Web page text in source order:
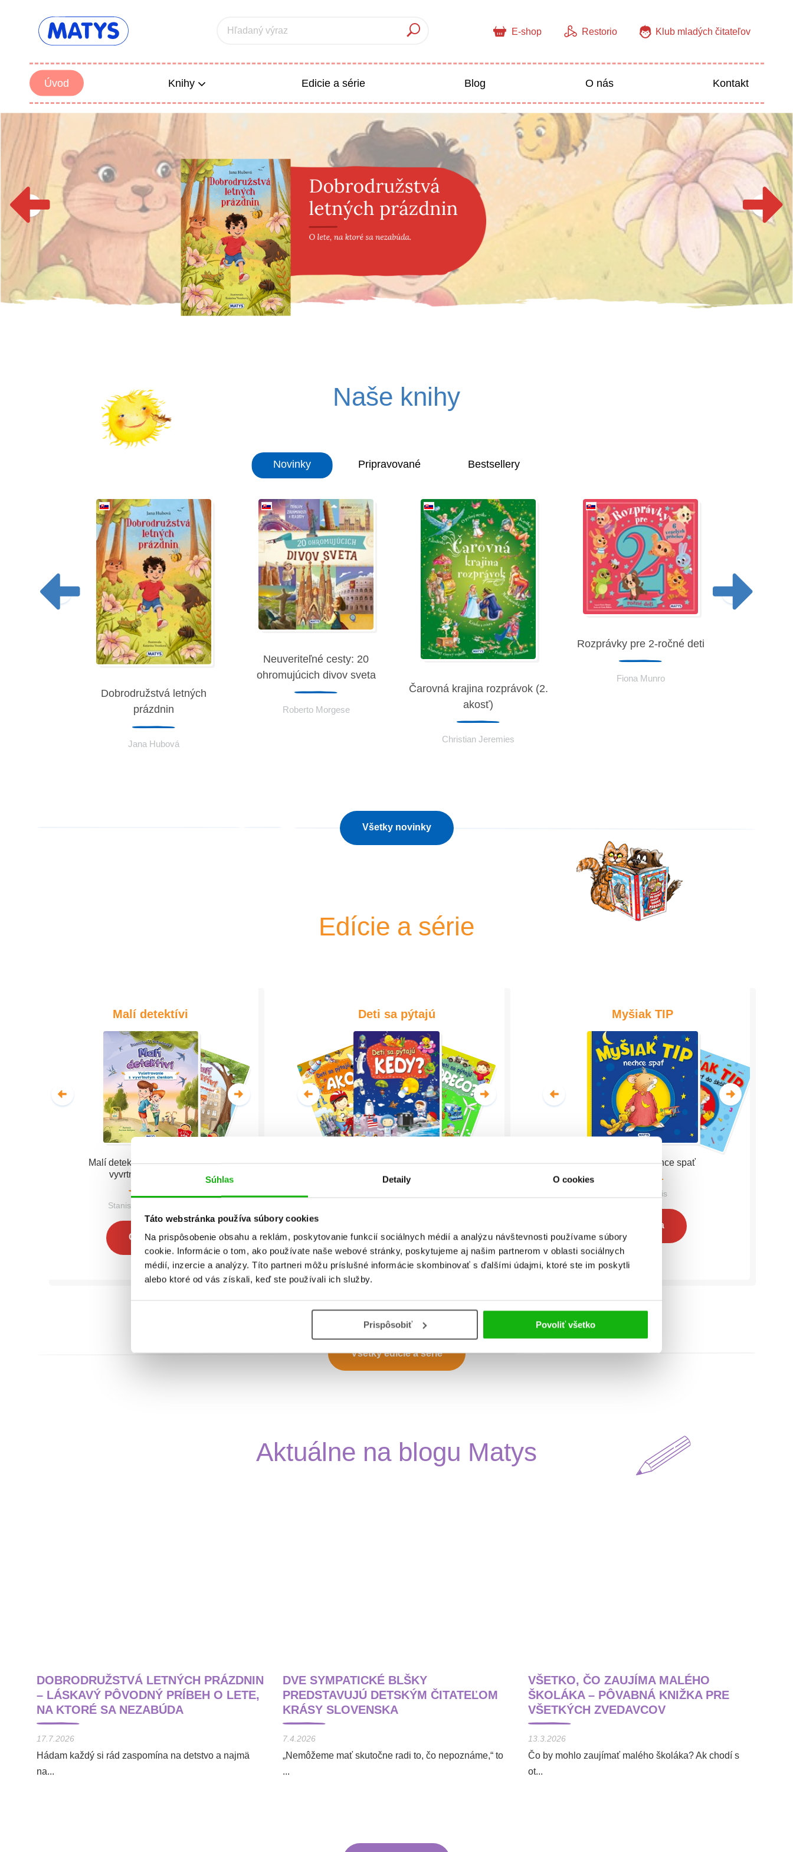
Súhlas Detaily O cookies
Táto webstránka používa súbory cookies
Na prispôsobenie obsahu a reklám, poskytovanie funkcií sociálnych médií a analýzu návštevnosti používame súbory
cookie. Informácie o tom, ako používate naše webové stránky, poskytujeme aj našim partnerom v oblasti sociálnych
médií, inzercie a analýzy. Títo partneri môžu príslušné informácie skombinovať s ďalšími údajmi, ktoré ste im poskytli
alebo ktoré od vás získali, keď ste používali ich služby.
Prispôsobiť Povoliť všetko
Hľadaný výraz E-shop Restorio Klub mladých čitateľov
Úvod Knihy
Doplnkový sortiment Jazyky
Populárno - náučné pre deti Predškoláci
Výchova a pedagogika
Všetky kategórie
Edicie a série Blog O nás Kontakt
Naše knihy
Novinky Pripravované Bestsellery
Dobrodružstvá letných
prázdnin
Jana Hubová
Neuveriteľné cesty: 20
ohromujúcich divov sveta
Roberto Morgese
Čarovná krajina rozprávok (2.
akosť)
Christian Jeremies
Rozprávky pre 2-ročné deti
Fiona Munro
Všetky novinky
Edície a série
Malí detektívi
Malí detektívi - Vyšetrovanie s
vyvrtnutým členkom
Stanislav V. Solovinský
Celá séria
Deti sa pýtajú Myšiak TIP
Myšiak TIP - nechce spať
Anna Casalis
Celá séria
Všetky edície a série
Aktuálne na blogu Matys
DOBRODRUŽSTVÁ LETNÝCH PRÁZDNIN
– LÁSKAVÝ PÔVODNÝ PRÍBEH O LETE,
NA KTORÉ SA NEZABÚDA
17.7.2026
Hádam každý si rád zaspomína na detstvo a najmä
na...
DVE SYMPATICKÉ BLŠKY
PREDSTAVUJÚ DETSKÝM ČITATEĽOM
KRÁSY SLOVENSKA
7.4.2026
„Nemôžeme mať skutočne radi to, čo nepoznáme,“ to
...
VŠETKO, ČO ZAUJÍMA MALÉHO
ŠKOLÁKA – PÔVABNÁ KNIŽKA PRE
VŠETKÝCH ZVEDAVCOV
13.3.2026
Čo by mohlo zaujímať malého školáka? Ak chodí s
ot...